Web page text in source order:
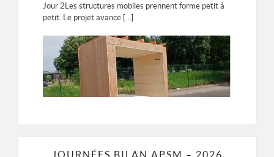
Jour 2Les structures mobiles prennent forme petit à
petit. Le projet avance […]
JOURNÉES BILAN APSM – 2026